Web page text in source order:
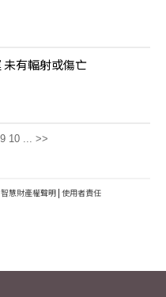
未有輻射或傷亡
9 10 ... >>
智慧財產權聲明 | 使用者責任